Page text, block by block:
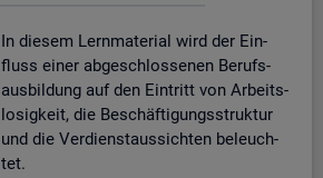
In die­sem Lern­ma­te­ri­al wird der Ein­
fluss einer ab­ge­schlos­se­nen Be­rufs­
aus­bil­dung auf den Ein­tritt von Ar­beits­
lo­sig­keit, die Be­schäf­ti­gungs­struk­tur
und die Ver­dienst­aus­sich­ten be­leuch­
tet.